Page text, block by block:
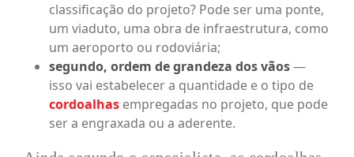
classificação do projeto? Pode ser uma ponte,
um viaduto, uma obra de infraestrutura, como
um aeroporto ou rodoviária;
segundo, ordem de grandeza dos vãos—
isso vai estabelecer a quantidade e o tipo de
cordoalhas empregadas no projeto, que pode
ser a engraxada ou a aderente.